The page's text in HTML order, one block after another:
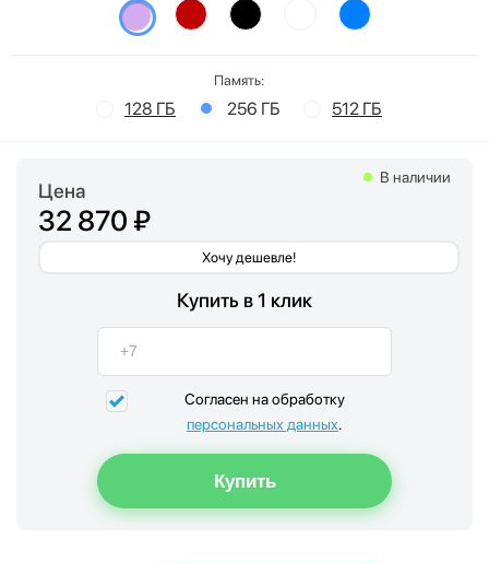
Память:
128 ГБ 256 ГБ 512 ГБ
Цена
32 870 ₽
Хочу дешевле!
В наличии
Купить в 1 клик
Согласен на обработку
персональных данных.